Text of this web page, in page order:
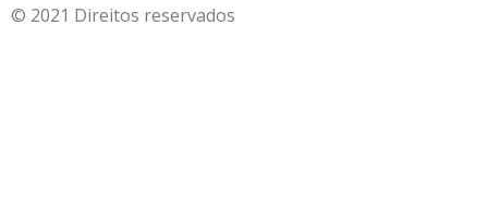
© 2021 Direitos reservados